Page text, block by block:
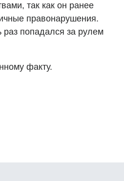
так как он ранее
правонарушения.
раз попадался за рулем
факту.